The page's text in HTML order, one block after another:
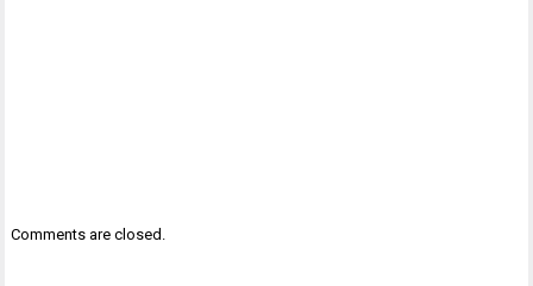
Comments are closed.